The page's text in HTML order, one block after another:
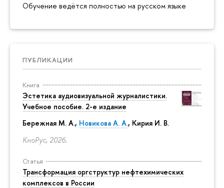
Обучение ведётся полностью на русском языке
ПУБЛИКАЦИИ
Книга
Эстетика аудиовизуальной журналистики.
Учебное пособие. 2-е издание
Бережная М. А., Новикова А. А., Кирия И. В.
КноРус, 2026.
Статья
Трансформация оргструктур нефтехимических
комплексов в России